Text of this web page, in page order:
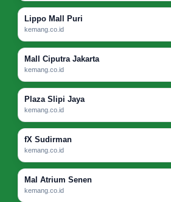
Lippo Mall Puri
kemang.co.id
Mall Ciputra Jakarta
kemang.co.id
Plaza Slipi Jaya
kemang.co.id
fX Sudirman
kemang.co.id
Mal Atrium Senen
kemang.co.id